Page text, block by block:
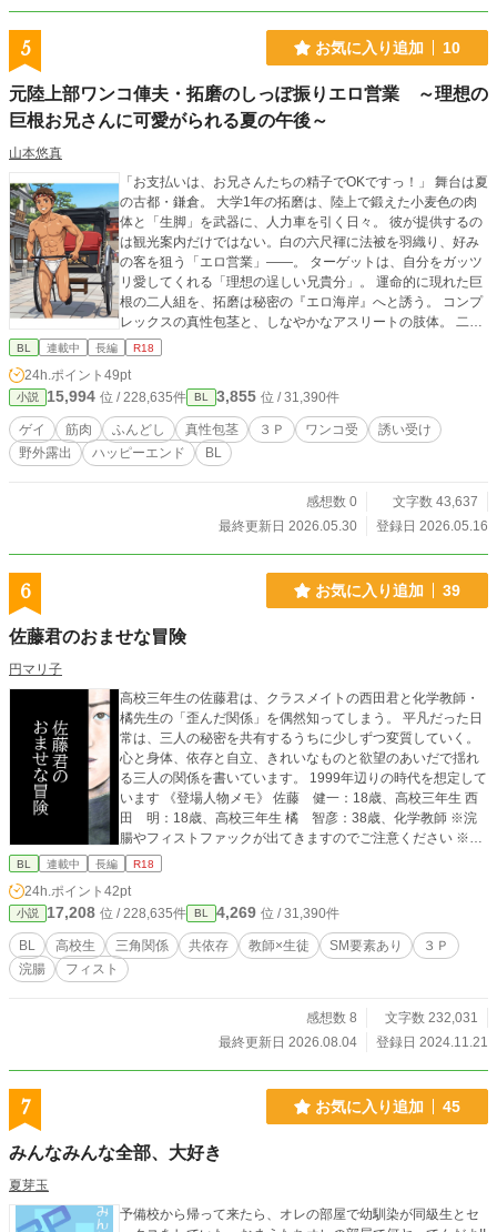
5 お気に入り追加 10
元陸上部ワンコ俥夫・拓磨のしっぽ振りエロ営業 ～理想の
巨根お兄さんに可愛がられる夏の午後～
山本悠真
​「お支払いは、お兄さんたちの精子でOKですっ！」 ​舞台は夏
の古都・鎌倉。 大学1年の拓磨は、陸上で鍛えた小麦色の肉
体と「生脚」を武器に、人力車を引く日々。 彼が提供するの
は観光案内だけではない。白の六尺褌に法被を羽織り、好み
の客を狙う「エロ営業」――。 ​ターゲットは、自分をガッツ
リ愛してくれる「理想の逞しい兄貴分」。 運命的に現れた巨
根の二人組を、拓磨は秘密の『エロ海岸』へと誘う。 ​コンプ
レックスの真性包茎と、しなやかなアスリートの肢体。 二人
の規格外な雄を前に、拓磨の本能は子犬のように疼き出す。
クス！ ～～～～～ 【本作のポイント】 ●「健康的アスリー
ト」×「どネコな子犬系」 陸上部仕込みの美体に反し、大好
きな「巨根」を前にすると、プライドを捨ててワンワン懐く
拓磨。性欲と先走りで知性がトロトロに溶かされたおバカな
姿と、その裏にある寂しがり屋な素顔を、全力で愛でる物語
尺褌に法被一枚という、公道ギリギリの過激な格好で獲物を
誘うシチュエーション。汗ばんだ肌の日焼け跡や、引き締ま
え、本人がトラウマでありつつも、攻め手にとっては最高の
ご馳走となる「真性包茎」など、マニアックなフェチ要素を
よる3P ガチムチ極太の将人＆20cm超の長身スリ筋の健太。
ふれる「ハッピー・セックス」 ただ激しいだけでなく、拓磨
が「兄ちゃん」と懐き、攻める側も彼を「最高のちんぽ犬」
と慈しむ、寂しがり屋が救われる多幸感満載のハッピーエン
ドです。 ※完結済み 〜〜〜〜〜 【登場人物】 香坂 拓磨 属
性: 明教大学1年 / 元陸上部 体格: 163cm、56kg。小柄ながら
陸上で鍛えたしなやかな筋肉と、脱毛済みの小麦肌が自慢。
性格: 欲望に忠実な「戦略的ワンコ」。実は過去の失恋から寂
しがり屋。理想の兄貴に可愛がられるため、知性をドロドロ
に溶かして尽くす。 将人 体格: 肩幅の広いバレーボールの
キ。 健太 体格: 20cmを超える「最長」の武器を持つ、スリム
で美麗なスリ筋体型。 役割: 包茎フェチ。拓磨のトラウマを
極上の価値に変え、言葉とテクニックで攻める知略型アニ
キ。
BL 連載中 長編 R18
24h.ポイント 49pt
小説 15,994 位 / 228,635件 BL 3,855 位 / 31,390件
ゲイ 筋肉 ふんどし 真性包茎 ３Ｐ ワンコ受
誘い受け
野外露出
ハッピーエンド BL
感想数 0
文字数 43,637
最終更新日 2026.05.30
登録日 2026.05.16
6 お気に入り追加 39
佐藤君のおませな冒険
円マリ子
高校三年生の佐藤君は、クラスメイトの西田君と化学教師・
橘先生の「歪んだ関係」を偶然知ってしまう。 平凡だった日
常は、三人の秘密を共有するうちに少しずつ変質していく。
心と身体、依存と自立、きれいなものと欲望のあいだで揺れ
る三人の関係を書いています。 1999年辺りの時代を想定して
います 《登場人物メモ》 佐藤 健一：18歳、高校三年生 西
田 明：18歳、高校三年生 橘 智彦：38歳、化学教師 ※浣
腸やフィストファックが出てきますのでご注意ください ※ム
ーンライトノベルズにも掲載しています
BL 連載中 長編 R18
24h.ポイント 42pt
小説 17,208 位 / 228,635件 BL 4,269 位 / 31,390件
BL 高校生 三角関係 共依存 教師×生徒 SM要素あり
３Ｐ
浣腸
フィスト
感想数 8
文字数 232,031
最終更新日 2026.08.04
登録日 2024.11.21
7 お気に入り追加 45
みんなみんな全部、大好き
夏芽玉
予備校から帰って来たら、オレの部屋で幼馴染が同級生とセ